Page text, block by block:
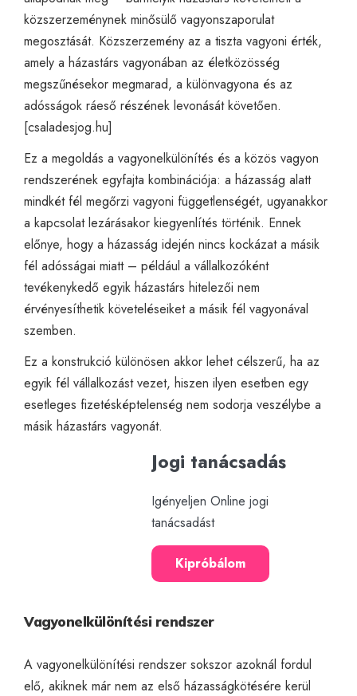
közszerzeménynek minősülő vagyonszaporulat
megosztását. Közszerzemény az a tiszta vagyoni érték,
amely a házastárs vagyonában az életközösség
megszűnésekor megmarad, a különvagyona és az
adósságok ráeső részének levonását követően.
[csaladesjog.hu]
Ez a megoldás a vagyonelkülönítés és a közös vagyon
rendszerének egyfajta kombinációja: a házasság alatt
mindkét fél megőrzi vagyoni függetlenségét, ugyanakkor
a kapcsolat lezárásakor kiegyenlítés történik. Ennek
előnye, hogy a házasság idején nincs kockázat a másik
fél adósságai miatt – például a vállalkozóként
tevékenykedő egyik házastárs hitelezői nem
érvényesíthetik követeléseiket a másik fél vagyonával
szemben.
Ez a konstrukció különösen akkor lehet célszerű, ha az
egyik fél vállalkozást vezet, hiszen ilyen esetben egy
esetleges fizetésképtelenség nem sodorja veszélybe a
másik házastárs vagyonát.
Jogi tanácsadás
Igényeljen Online jogi
tanácsadást
Kipróbálom
Vagyonelkülönítési rendszer
A vagyonelkülönítési rendszer sokszor azoknál fordul
elő, akiknek már nem az első házasságkötésére kerül